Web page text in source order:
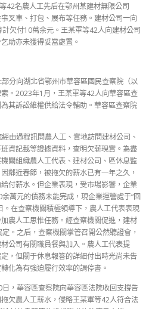
42名農人工先后在鄂州某建材無限公司
叉車、打包、展布等任務。建材公司一向
欠付10萬余元。王某軍等42人向建材公司
助亦未獲得妥當處置。
分向湖北省鄂州市華容區國民查察院（以
。2023年1月，王某軍等42人向華容區查
其訴訟維權供給法令輔助。華容區查察院
由過程訊問農人工、實地訪問建材公司、
資記載等證據資料，查明欠薪現實。為盡
關組織農人工代表、建材公司、區休息監
鄰近春節，被拖欠的薪水已有一年之久，
付薪水。但企業表現，受市場影響，企業
萬元的債務未能完成，現企業運營處于“回
。在查察機關積極領導下，農人工代表表現
農人工思惟任務。經查察機關促進，建材
。之后，查察機關掌管召開公然聽證會，
公司有關職員餐與加入。農人工代表提
，但關于休息報答的詳細付出時光尚未告
化為有強迫履行效率的調停書。
，華容區查察院向華容區法院收回支撐告
欠農人工薪水，侵略王某軍等42人符合法